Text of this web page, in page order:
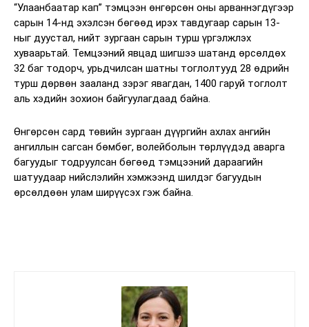
“Улаанбаатар кап” тэмцээн өнгөрсөн оны арваннэгдүгээр
сарын 14-нд эхэлсэн бөгөөд ирэх тавдугаар сарын 13-
ныг дуустал, нийт зургаан сарын турш үргэлжлэх
хуваарьтай. Темцээний явцад шигшээ шатанд өрсөлдөх
32 баг тодорч, урьдчилсан шатны тоглолтууд 28 өдрийн
турш дөрвөн зааланд зэрэг явагдан, 1400 гаруй тоглолт
аль хэдийн зохион байгуулагдаад байна.
Өнгөрсөн сард төвийн зургаан дүүргийн ахлах ангийн
ангиллын сагсан бөмбөг, волейболын төрлүүдэд аварга
багуудыг тодруулсан бөгөөд тэмцээний дараагийн
шатуудаар нийслэлийн хэмжээнд шилдэг багуудын
өрсөлдөөн улам ширүүсэх гэж байна.